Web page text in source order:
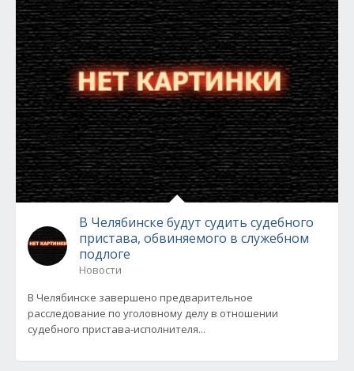
В Челябинске будут судить судебного
пристава, обвиняемого в служебном
подлоге
Новости
В Челябинске завершено предварительное
расследование по уголовному делу в отношении
судебного пристава-исполнителя...